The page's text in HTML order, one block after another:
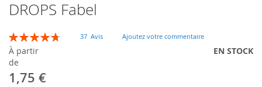
DROPS Fabel
Évaluation:
96% of 100
37 Avis Ajoutez votre commentaire
À partir
de
1,75 €
EN STOCK
Skip
to
the
beginning
of
the
images